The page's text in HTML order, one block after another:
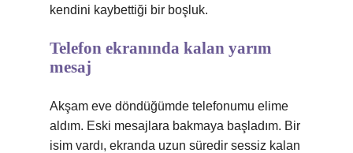
kendini kaybettiği bir boşluk.
Telefon ekranında kalan yarım
mesaj
Akşam eve döndüğümde telefonumu elime
aldım. Eski mesajlara bakmaya başladım. Bir
isim vardı, ekranda uzun süredir sessiz kalan